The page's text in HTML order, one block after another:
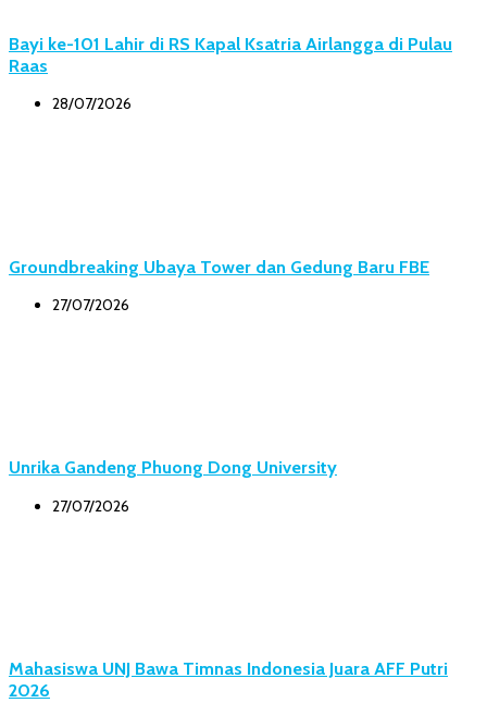
Bayi ke-101 Lahir di RS Kapal Ksatria Airlangga di Pulau
Raas
28/07/2026
Groundbreaking Ubaya Tower dan Gedung Baru FBE
27/07/2026
Unrika Gandeng Phuong Dong University
27/07/2026
Mahasiswa UNJ Bawa Timnas Indonesia Juara AFF Putri
2026